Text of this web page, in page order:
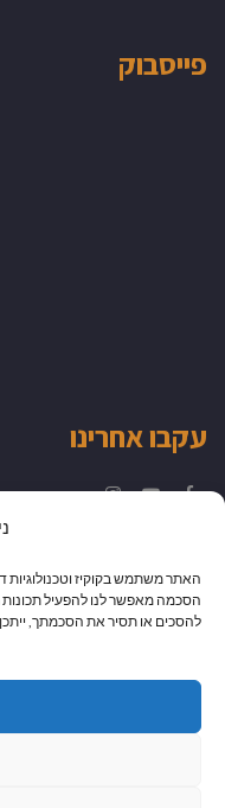
האתר משתמש בקוקיז וטכנולוגיות
הסכמה מאפשר לנו להפעיל
להסכים או תסיר את הסכמתך,
פייסבוק
עקבו אחרינו